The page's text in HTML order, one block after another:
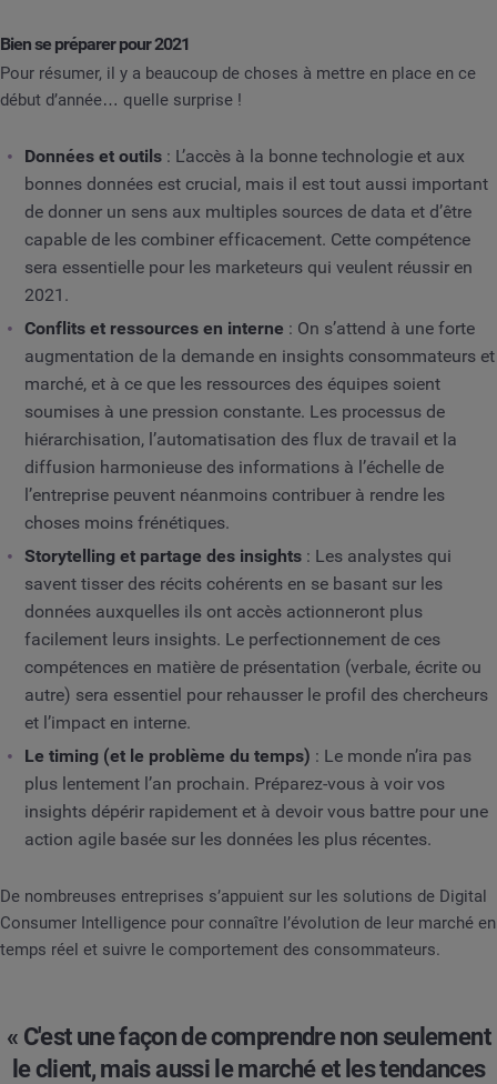
Bien se préparer pour 2021
Pour résumer, il y a beaucoup de choses à mettre en place en ce
début d’année… quelle surprise !
Données et outils : L’accès à la bonne technologie et aux
bonnes données est crucial, mais il est tout aussi important
de donner un sens aux multiples sources de data et d’être
capable de les combiner efficacement. Cette compétence
sera essentielle pour les marketeurs qui veulent réussir en
2021.
Conflits et ressources en interne : On s’attend à une forte
augmentation de la demande en insights consommateurs et
marché, et à ce que les ressources des équipes soient
soumises à une pression constante. Les processus de
hiérarchisation, l’automatisation des flux de travail et la
diffusion harmonieuse des informations à l’échelle de
l’entreprise peuvent néanmoins contribuer à rendre les
choses moins frénétiques.
Storytelling et partage des insights : Les analystes qui
savent tisser des récits cohérents en se basant sur les
données auxquelles ils ont accès actionneront plus
facilement leurs insights. Le perfectionnement de ces
compétences en matière de présentation (verbale, écrite ou
autre) sera essentiel pour rehausser le profil des chercheurs
et l’impact en interne.
Le timing (et le problème du temps) : Le monde n’ira pas
plus lentement l’an prochain. Préparez-vous à voir vos
insights dépérir rapidement et à devoir vous battre pour une
action agile basée sur les données les plus récentes.
De nombreuses entreprises s’appuient sur les solutions de Digital
Consumer Intelligence pour connaître l’évolution de leur marché en
temps réel et suivre le comportement des consommateurs.
« C'est une façon de comprendre non seulement
le client, mais aussi le marché et les tendances